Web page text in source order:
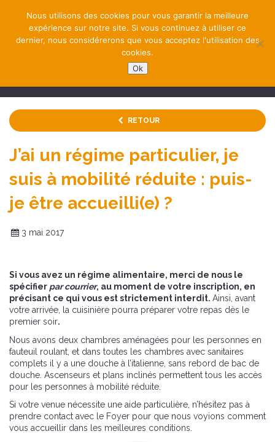
RETOUR
J’ai un régime particulier, je
suis à mobilité réduite : puis-
je être accueilli(e) ?
3 mai 2017
Si vous avez un régime alimentaire, merci de nous le
spécifier par courrier, au moment de votre inscription, en
précisant ce qui vous est strictement interdit. Ainsi, avant
votre arrivée, la cuisinière pourra préparer votre repas dès le
premier soir.
Nous avons deux chambres aménagées pour les personnes en
fauteuil roulant, et dans toutes les chambres avec sanitaires
complets il y a une douche à l’italienne, sans rebord de bac de
douche. Ascenseurs et plans inclinés permettent tous les accès
pour les personnes à mobilité réduite.
Si votre venue nécessite une aide particulière, n’hésitez pas à
prendre contact avec le Foyer pour que nous voyions comment
vous accueillir dans les meilleures conditions.
Nous utilisons des cookies pour vous garantir la meilleure
expérience sur notre site. Si vous continuez à utiliser ce
dernier, nous considérerons que vous acceptez l'utilisation des
cookies.
Ok